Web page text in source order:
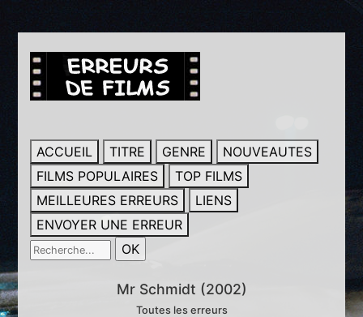
ACCUEIL TITRE GENRE
NOUVEAUTES
FILMS POPULAIRES
TOP FILMS
MEILLEURES ERREURS
LIENS
ENVOYER UNE ERREUR
Mr Schmidt (2002)
Toutes les erreurs